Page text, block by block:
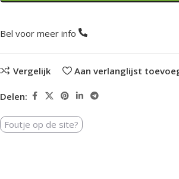
Bel voor meer info
Vergelijk Aan verlanglijst
Delen:
Foutje op de site?